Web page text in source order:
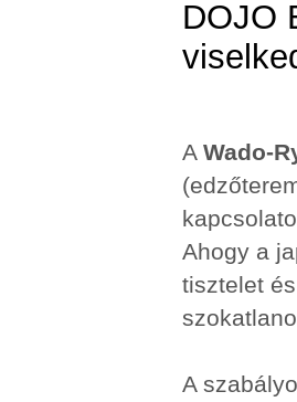
DOJO
A Wado-
Ahogy a
tisztelet
A